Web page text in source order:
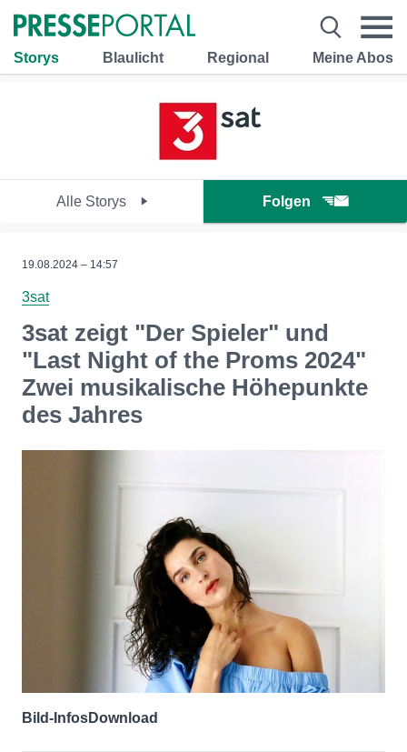
Storys Blaulicht Regional Meine Abos
Alle Storys Folgen
19.08.2024 – 14:57
3sat
3sat zeigt "Der Spieler" und
"Last Night of the Proms 2024"
Zwei musikalische Höhepunkte
des Jahres
Bild-InfosDownload